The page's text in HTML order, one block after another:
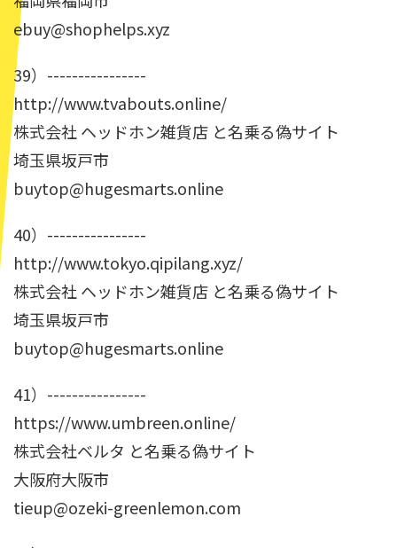
ebuy@shophelps.xyz
39）----------------
http://www.tvabouts.online/
株式会社 ヘッドホン雑貨店 と名乗る偽サイト
埼玉県坂戸市
buytop@hugesmarts.online
40）----------------
http://www.tokyo.qipilang.xyz/
株式会社 ヘッドホン雑貨店 と名乗る偽サイト
埼玉県坂戸市
buytop@hugesmarts.online
41）----------------
https://www.umbreen.online/
株式会社ベルタ と名乗る偽サイト
大阪府大阪市
tieup@ozeki-greenlemon.com